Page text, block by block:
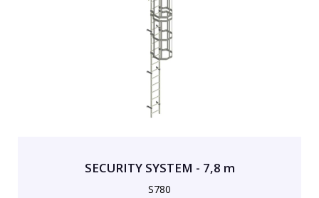
SECURITY SYSTEM - 7,8 m
S780